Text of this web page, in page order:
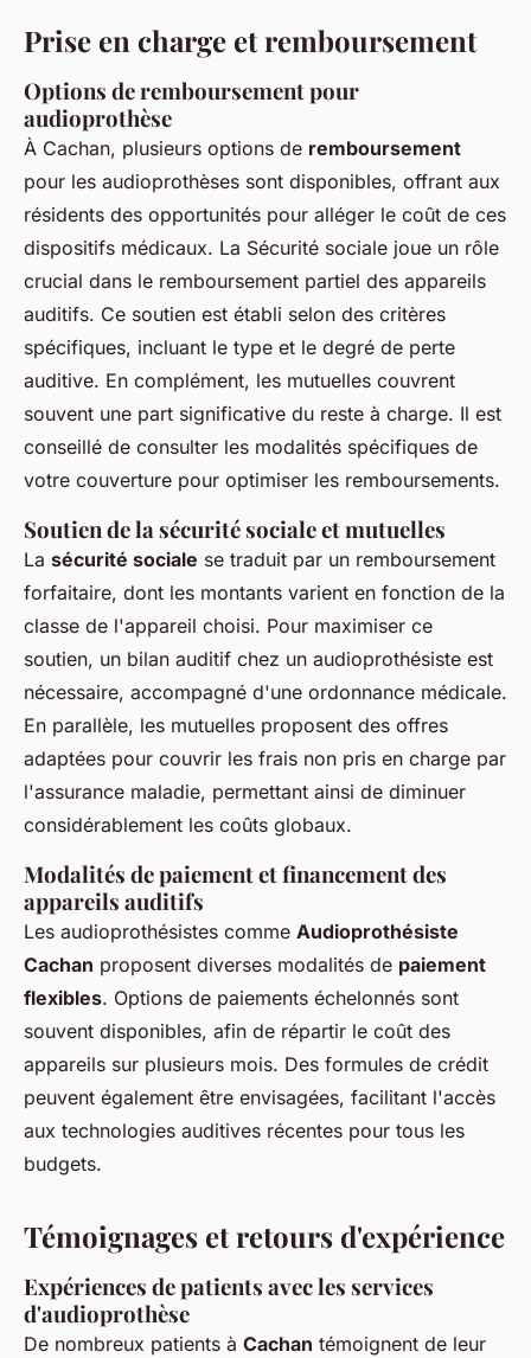
Prise en charge et remboursement
Options de remboursement pour
audioprothèse
À Cachan, plusieurs options de remboursement
pour les audioprothèses sont disponibles, offrant aux
résidents des opportunités pour alléger le coût de ces
dispositifs médicaux. La Sécurité sociale joue un rôle
crucial dans le remboursement partiel des appareils
auditifs. Ce soutien est établi selon des critères
spécifiques, incluant le type et le degré de perte
auditive. En complément, les mutuelles couvrent
souvent une part significative du reste à charge. Il est
conseillé de consulter les modalités spécifiques de
votre couverture pour optimiser les remboursements.
Soutien de la sécurité sociale et mutuelles
La sécurité sociale se traduit par un remboursement
forfaitaire, dont les montants varient en fonction de la
classe de l'appareil choisi. Pour maximiser ce
soutien, un bilan auditif chez un audioprothésiste est
nécessaire, accompagné d'une ordonnance médicale.
En parallèle, les mutuelles proposent des offres
adaptées pour couvrir les frais non pris en charge par
l'assurance maladie, permettant ainsi de diminuer
considérablement les coûts globaux.
Modalités de paiement et financement des
appareils auditifs
Les audioprothésistes comme Audioprothésiste
Cachan proposent diverses modalités de paiement
flexibles. Options de paiements échelonnés sont
souvent disponibles, afin de répartir le coût des
appareils sur plusieurs mois. Des formules de crédit
peuvent également être envisagées, facilitant l'accès
aux technologies auditives récentes pour tous les
budgets.
Témoignages et retours d'expérience
Expériences de patients avec les services
d'audioprothèse
De nombreux patients à Cachan témoignent de leur